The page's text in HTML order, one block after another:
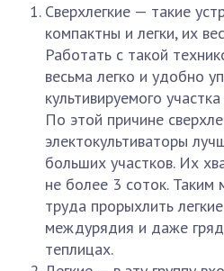
Сверхлегкие — такие
компактны и легки, их
Работать с такой
весьма легко и удобно
культивируемого
По этой причине
электокультиваторы
больших участков. Их
не более 3 соток.
труда прорыхлить
междурядия и даже
теплицах.